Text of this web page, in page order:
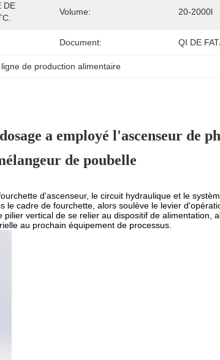
DE
Volume: 20-2000l
Document: QI DE
ligne de production alimentaire
a employé l'ascenseur de
de poubelle
d'ascenseur, le circuit hydraulique et le
le cadre de fourchette, alors soulève le levier
vertical de se relier au dispositif de alimentation,
au prochain équipement de processus.